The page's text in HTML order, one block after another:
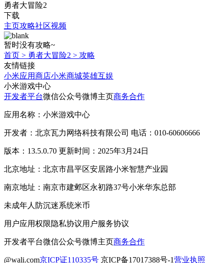
勇者大冒险2
下载
主页攻略社区视频
暂时没有攻略~
首页 > 勇者大冒险2 > 攻略
友情链接
小米应用商店小米商城英雄互娱
小米游戏中心
开发者平台微信公众号微博主页商务合作
应用名称：小米游戏中心
开发者：北京瓦力网络科技有限公司 电话：010-60606666
版本：13.5.0.70 更新时间：2025年3月24日
北京地址：北京市昌平区安居路小米智慧产业园
南京地址：南京市建邺区永初路37号小米华东总部
未成年人防沉迷系统米币
用户应用权限隐私协议用户服务协议
开发者平台微信公众号微博主页商务合作
@wali.com京ICP证110335号 京ICP备17017388号-1营业执照